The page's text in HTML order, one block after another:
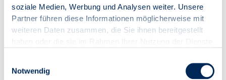
soziale Medien, Werbung und Analysen weiter. Unsere
Partner führen diese Informationen möglicherweise mit
weiteren Daten zusammen, die Sie ihnen bereitgestellt
Notwendig
Online-Seminar
Wohnungswirtschaft"